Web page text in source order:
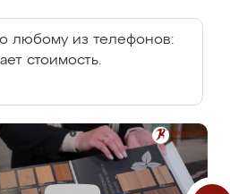
любому из телефонов:
стоимость.